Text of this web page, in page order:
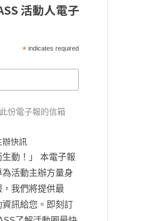
活動人電子
*indicates required
份電子報的信箱
快訊
生動！」 本電子報
活動主辦方量身
我們將提供最
訊給您。即刻訂